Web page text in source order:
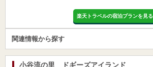
楽天トラベルの宿泊プランを見る
関連情報から探す
小谷流の里 ドギーズアイランド